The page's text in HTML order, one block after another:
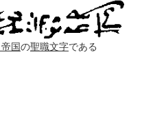
帝国の聖職文字である